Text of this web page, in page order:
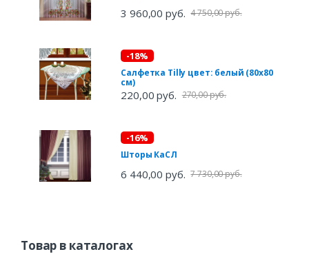
3 960,00 руб. 4 750,00 руб.
-18%
Салфетка Tilly цвет: белый (80х80
см)
220,00 руб. 270,00 руб.
-16%
Шторы КаСЛ
6 440,00 руб. 7 730,00 руб.
Товар в каталогах